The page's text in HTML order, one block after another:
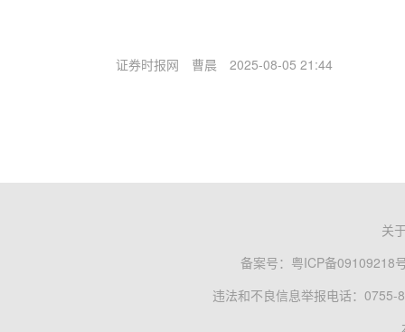
证券时报网 曹晨 2025-08-05 21:44
关
备案号： 粤ICP备09109218
违法和不良信息举报电话：0755-